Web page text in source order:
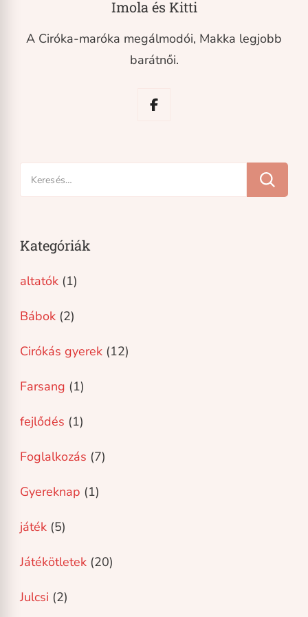
Imola és Kitti
A Ciróka-maróka megálmodói, Makka legjobb
barátnői.
Keresés:
Kategóriák
altatók (1)
Bábok (2)
Cirókás gyerek (12)
Farsang (1)
fejlődés (1)
Foglalkozás (7)
Gyereknap (1)
játék (5)
Játékötletek (20)
Julcsi (2)